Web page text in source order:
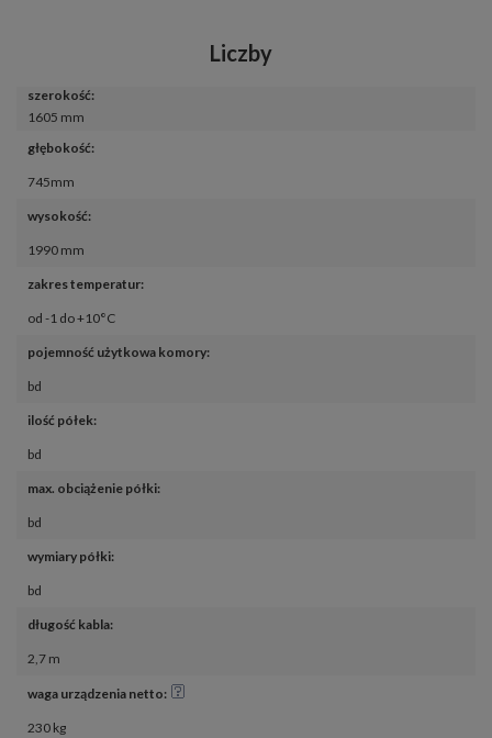
Liczby
szerokość:
1605 mm
głębokość:
745mm
wysokość:
1990 mm
zakres temperatur:
od -1 do +10°C
pojemność użytkowa komory:
bd
ilość półek:
bd
max. obciążenie półki:
bd
wymiary półki:
bd
długość kabla:
2,7 m
waga urządzenia netto:
230 kg